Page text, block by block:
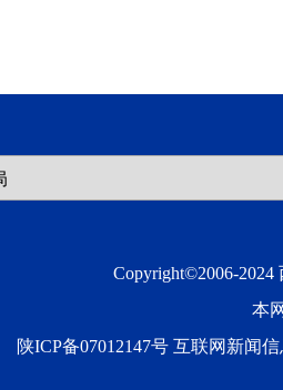
Copyright©2006-2024
本
陕ICP备07012147号 互联网新闻